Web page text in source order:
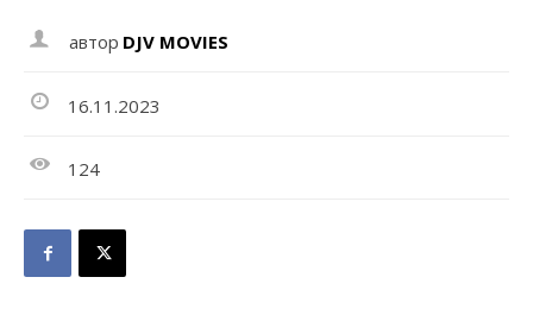
автор DJV MOVIES
16.11.2023
124